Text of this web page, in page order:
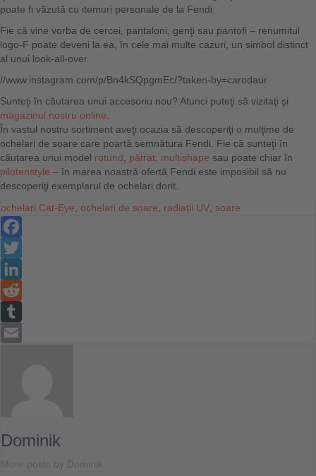
poate fi văzută cu itemuri personale de la Fendi.
Fie că vine vorba de cercei, pantaloni, genţi sau pantofi – renumitul
logo-F poate deveni la ea, în cele mai multe cazuri, un simbol distinct
al unui look-all-over.
//www.instagram.com/p/Bn4kSQpgmEc/?taken-by=carodaur
Sunteţi în căutarea unui accesoriu nou? Atunci puteţi să vizitaţi şi
magazinul nostru online
În vastul nostru sortiment aveţi ocazia să descoperiţi o mulţime de
ochelari de soare care poartă semnătura Fendi. Fie că sunteţi în
căutarea unui model rotund pătrat multishape sau poate chiar în
pilotenstyle – în marea noastră ofertă Fendi este imposibil să nu
descoperiţi exemplarul de ochelari dorit.
ochelari Cat-Eye ochelari de soare radiații UV soare
Facebook
Twitter
LinkedIn
Reddit
Tumblr
Dominik
More posts by Dominik